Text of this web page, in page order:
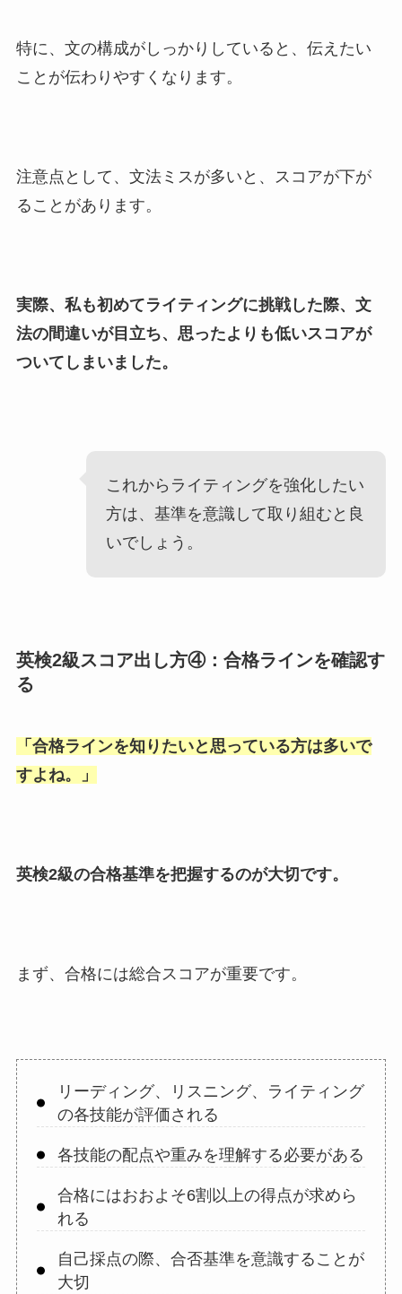
特に、文の構成がしっかりしていると、伝えたい
ことが伝わりやすくなります。
注意点として、文法ミスが多いと、スコアが下が
ることがあります。
実際、私も初めてライティングに挑戦した際、文
法の間違いが目立ち、思ったよりも低いスコアが
ついてしまいました。
これからライティングを強化したい
方は、基準を意識して取り組むと良
いでしょう。
英検2級スコア出し方④：合格ラインを確認す
る
「 合格ラインを知りたいと思っている方は多いで
すよね。
」
英検2級の合格基準を把握するのが大切です。
まず、合格には総合スコアが重要です。
リーディング、リスニング、ライティング
の各技能が評価される
各技能の配点や重みを理解する必要がある
合格にはおおよそ6割以上の得点が求めら
れる
自己採点の際、合否基準を意識することが
大切